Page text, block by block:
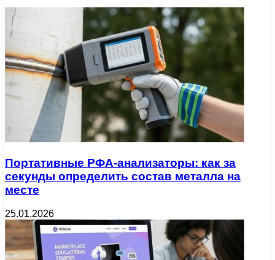
Портативные РФА-анализаторы: как за
секунды определить состав металла на
месте
25.01.2026